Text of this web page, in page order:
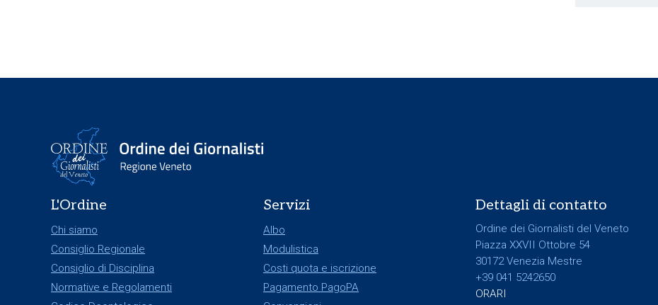
L'Ordine
Chi siamo
Consiglio Regionale
Consiglio di Disciplina
Normative e Regolamenti
Servizi
Albo
Modulistica
Costi quota e iscrizione
Pagamento PagoPA
Dettagli di contatto
Ordine dei Giornalisti del Veneto
Piazza XXVII Ottobre 54
30172 Venezia Mestre
+39 041 5242650
ORARI